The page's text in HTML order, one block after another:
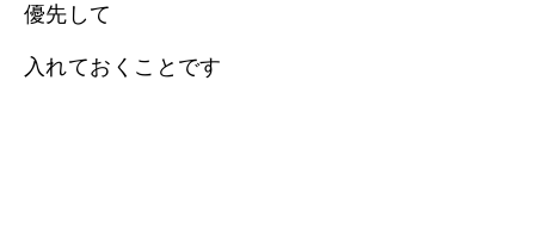
優先して
入れておくことです